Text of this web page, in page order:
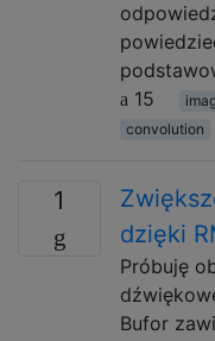
15
convolution
1
dzięki
Próbuję
Bufor